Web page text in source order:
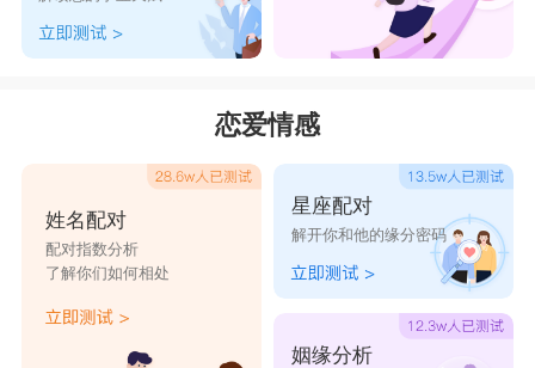
恋爱情感
姓名配对
配对指数分析
了解你们如何相处
星座配对
解开你和他的缘分密码
姻缘分析